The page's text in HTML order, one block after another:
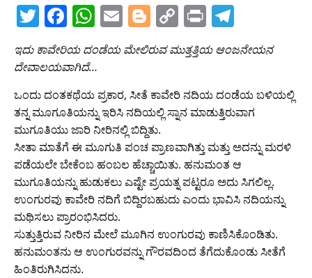
T
w
itt
er
F
a
c
e
b
o
o
k
W
h
at
s
A
p
p
E
m
ai
l
Bl
o
g
er
C
o
p
y
Li
n
k
Pr
in
t
el
e
gr
a
ಇದು ಕಾವೇರಿಯ ದಂಡೆಯ ಮೇಲಿರುವ ಮುತ್ತತ್ತಿಯ ಆಂಜನೇಯನ
ದೇವಾಲಯವಾಗಿದೆ…
ಒಂದು ದಂತಕಥೆಯ ಪ್ರಕಾರ, ಸೀತೆ ಕಾವೇರಿ ನದಿಯ ದಂಡೆಯ ಬಳಿಯಲ್ಲಿ
ತನ್ನ ಮೂಗೂತಿಯನ್ನು ಇರಿಸಿ ನದಿಯಲ್ಲಿ ಸ್ನಾನ ಮಾಡುತ್ತಿರುವಾಗ
ಮುಗೂತಿಯು ಜಾರಿ ನೀರಿನಲ್ಲಿ ಬಿದ್ದಿತು.
ಸೀತಾ ಮಾತೆಗೆ ಈ ಮೂಗುತಿ ಪಂಚ ಪ್ರಾಣವಾಗಿತ್ತು ಮತ್ತು ಅದನ್ನು ಮರಳಿ
ಪಡೆಯಲೇ ಬೇಕೆಂಬ ಹಂಬಲ ಹೆಚ್ಚಾಯಿತು. ಹನುಮಂತ ಆ
ಮುಗೂತಿಯನ್ನು ಹುಡುಕಲು ಎಷ್ಟೇ ಪ್ರಯತ್ನ ಪಟ್ಟರೂ ಅದು ಸಿಗಲಿಲ್ಲ.
ಉಂಗುರವು ಕಾವೇರಿ ನದಿಗೆ ಬಿದ್ದಿರಬಹುದು ಎಂದು ಭಾವಿಸಿ ನದಿಯನ್ನು
ಮಥಿಸಲು ಪ್ರಾರಂಭಿಸಿದರು.
ಸುತ್ತುತ್ತಿರುವ ನೀರಿನ ಮೇಲೆ ಮೂಗಿನ ಉಂಗುರವು ಕಾಣಿಸಿಕೊಂಡಿತು.
ಹನುಮಂತನು ಆ ಉಂಗುರವನ್ನು ಗೌರವದಿಂದ ತೆಗೆದುಕೊಂಡು ಸೀತೆಗೆ
ಹಿಂತಿರುಗಿಸಿದನು.